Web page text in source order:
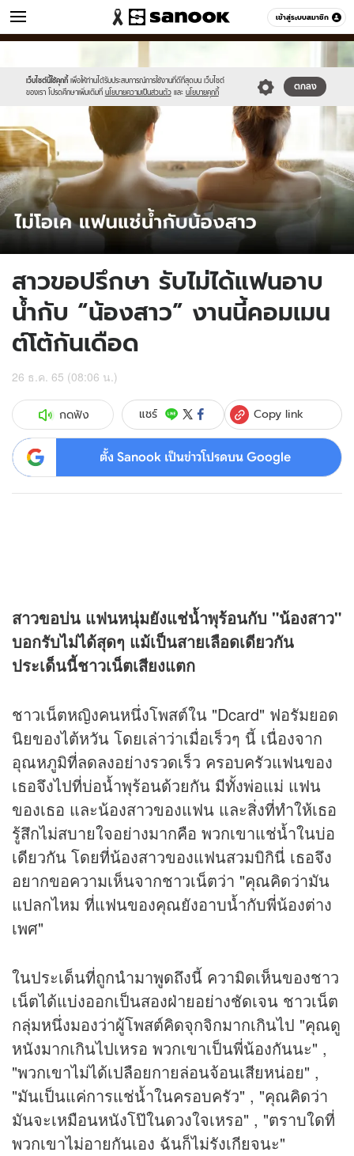
เข้าสู่ระบบสมาชิก
ข่าว หมวดอื่นๆ
เว็บไซต์นี้ใช้คุกกี้ เพื่อให้ท่านได้รับประสบการณ์การใช้งานที่ดีที่สุดบน เว็บไซต์
ของเรา โปรดศึกษาเพิ่มเติมที่ นโยบายความเป็นส่วนตัว และ นโยบายคุกกี้
ตกลง
sanook.png
สาวขอปรึกษา รับไม่ได้แฟนอาบ
น้ำกับ “น้องสาว” งานนี้คอมเมน
ต์โต้กันเดือด
26 ธ.ค. 65 (08:06 น.)
กดฟัง แชร์ Copy link
ตั้ง Sanook เป็นข่าวโปรดบน Google
สาวขอบ่น แฟนหนุ่มยังแช่น้ำพุร้อนกับ "น้องสาว"
บอกรับไม่ได้สุดๆ แม้เป็นสายเลือดเดียวกัน
ประเด็นนี้ชาวเน็ตเสียงแตก
ชาวเน็ตหญิงคนหนึ่งโพสต์ใน "Dcard" ฟอรัมยอด
นิยของไต้หวัน โดยเล่าว่าเมื่อเร็วๆ นี้ เนื่องจาก
อุณหภูมิที่ลดลงอย่างรวดเร็ว ครอบครัวแฟนของ
เธอจึงไปที่บ่อน้ำพุร้อนด้วยกัน มีทั้งพ่อแม่ แฟน
ของเธอ และน้องสาวของแฟน และสิ่งที่ทำให้เธอ
รู้สึกไม่สบายใจอย่างมากคือ พวกเขาแช่น้ำในบ่อ
เดียวกัน โดยที่น้องสาวของแฟนสวมบิกินี่ เธอจึง
อยากขอความเห็นจากชาวเน็ตว่า "คุณคิดว่ามัน
แปลกไหม ที่แฟนของคุณยังอาบน้ำกับพี่น้องต่าง
เพศ"
ในประเด็นที่ถูกนำมาพูดถึงนี้ ความิดเห็นของชาว
เน็ตได้แบ่งออกเป็นสองฝ่ายอย่างชัดเจน ชาวเน็ต
กลุ่มหนึ่งมองว่าผู้โพสต์คิดจุกจิกมากเกินไป "คุณดู
หนังมากเกินไปเหรอ พวกเขาเป็นพี่น้องกันนะ" ,
"พวกเขาไม่ได้เปลือยกายล่อนจ้อนเสียหน่อย" ,
"มันเป็นแค่การแช่น้ำในครอบครัว" , "คุณคิดว่า
มันจะเหมือนหนังโป๊ในดวงใจเหรอ" , "ตราบใดที่
พวกเขาไม่อายกันเอง ฉันก็ไม่รังเกียจนะ"